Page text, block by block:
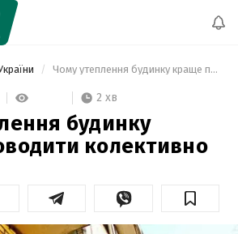
Чому утеплення будинку краще проводити колективно
2 хв
будинку
колективно